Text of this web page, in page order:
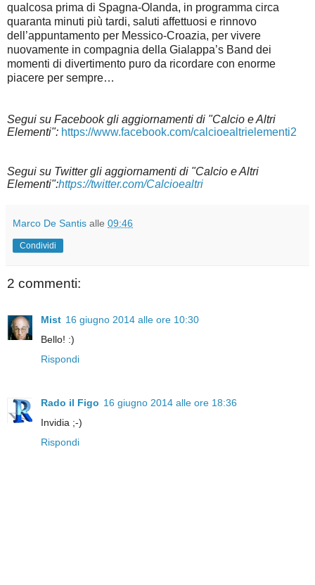
qualcosa prima di Spagna-Olanda, in programma circa
quaranta minuti più tardi, saluti affettuosi e rinnovo
dell’appuntamento per Messico-Croazia, per vivere
nuovamente in compagnia della Gialappa’s Band dei
momenti di divertimento puro da ricordare con enorme
piacere per sempre…
Segui su Facebook gli aggiornamenti di "Calcio e Altri
Elementi": https://www.facebook.com/calcioealtrielementi2
Segui su Twitter gli aggiornamenti di "Calcio e Altri
Elementi":https://twitter.com/Calcioealtri
Marco De Santis alle 09:46
Condividi
2 commenti:
Mist 16 giugno 2014 alle ore 10:30
Bello! :)
Rispondi
Rado il Figo 16 giugno 2014 alle ore 18:36
Invidia ;-)
Rispondi